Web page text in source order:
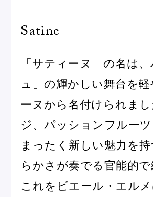
フルーツとヨーグルトのマ
「ヴルーテ」販売のお知ら
Satine
「サティーヌ」の名は
ュ」の輝かしい舞台を
ーヌから名付けられま
ジ、パッションフルー
まったく新しい魅力を
らかさが奏でる官能的
これをピエール・エル